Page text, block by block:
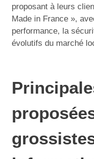
proposant à leurs
Made in France »,
performance, la
évolutifs du marché